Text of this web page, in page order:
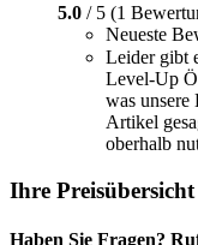
5.0 / 5 (1
Neueste
Leider gibt
Level-Up
was unsere
Artikel
oberhalb
Ihre Preisübersicht
Haben Sie Fragen?